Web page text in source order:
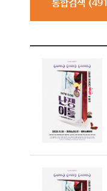
통합검색 (491